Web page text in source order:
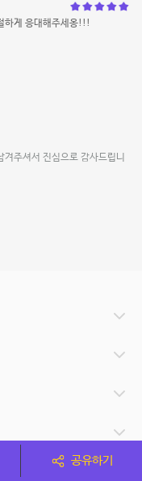
하게 응대해주세옹!!!
주셔서 진심으로 감사드립니
공유하기